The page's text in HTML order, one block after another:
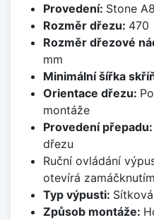
Provedení: Stone
Rozměr dřezu: 470
Rozměr dřezové
mm
Minimální šířka
Orientace dřezu:
montáže
Provedení přepadu:
dřezu
Ruční ovládání
otevírá
Typ výpusti:
Způsob montáže: